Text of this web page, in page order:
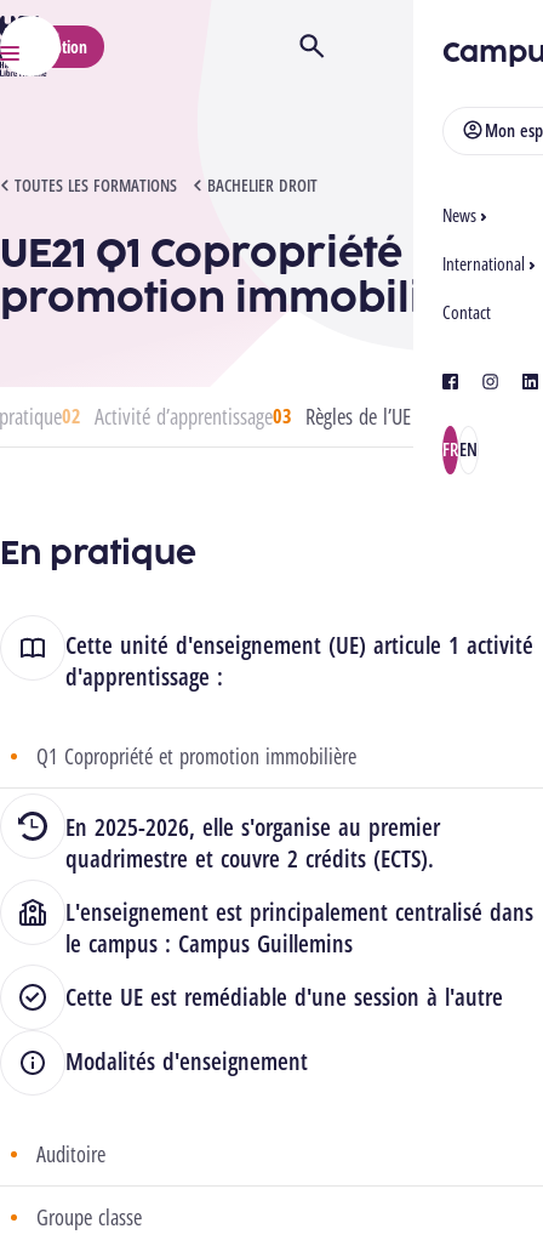
HELMo
Menu
Mon
News
International
Contact
facebook
FREN
Inscription Ouvrir/Fermer la recherche
TOUTES LES FORMATIONS BACHELIER DROIT
UE21 Q1 COPROPRIÉTÉ ET PROMOTION IMMOBILIÈRE
UE21 Q1 Copropriété et
promotion immobilière
Activité d’apprentissage Règles de l’UE
En pratique
Cette unité d'enseignement (UE) articule 1 activité
d'apprentissage :
Q1 Copropriété et promotion immobilière
En 2025-2026, elle s'organise au premier
quadrimestre et couvre 2 crédits (ECTS).
L'enseignement est principalement centralisé dans
le campus : Campus Guillemins
Cette UE est remédiable d'une session à l'autre
Modalités d'enseignement
Auditoire
Groupe classe